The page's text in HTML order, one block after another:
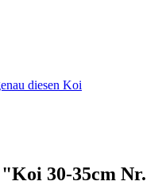
diesen Koi
30-35cm Nr.